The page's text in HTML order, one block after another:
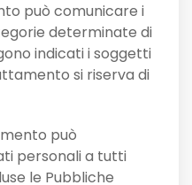
può comunicare i
determinate di
indicati i soggetti
si riserva di
può
personali a tutti
le Pubbliche